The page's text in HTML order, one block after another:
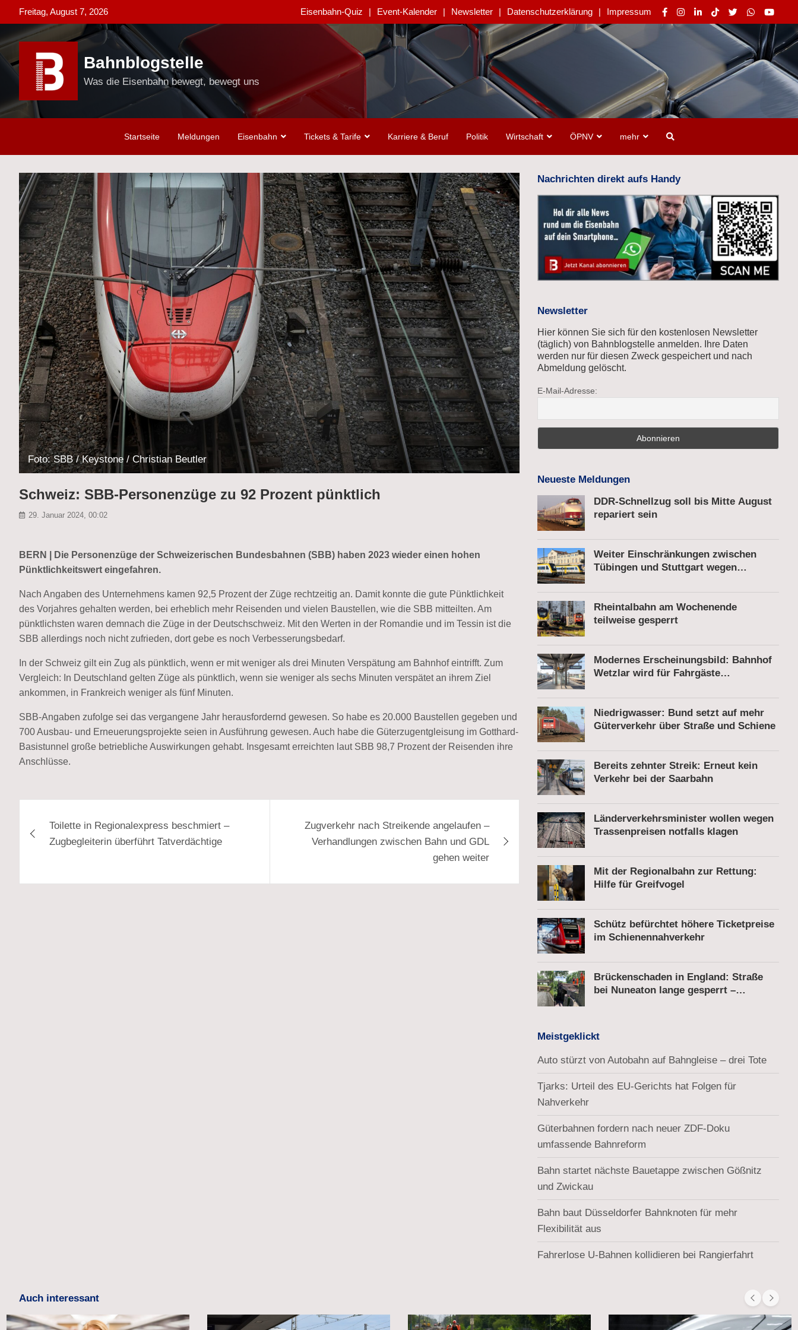
to
content
Freitag, August 7, 2026 Eisenbahn-Quiz Event-Kalender Newsletter Datenschutzerklärung Impressum
Bahnblogstelle
Was die Eisenbahn bewegt, bewegt uns
Startseite Meldungen Eisenbahn Tickets & Tarife Karriere & Beruf Politik Wirtschaft ÖPNV mehr
Foto: SBB / Keystone / Christian Beutler
Schweiz: SBB-Personenzüge zu 92 Prozent pünktlich
29. Januar 2024, 00:02
BERN | Die Personenzüge der Schweizerischen Bundesbahnen (SBB) haben 2023 wieder einen hohen
Pünktlichkeitswert eingefahren.
Nach Angaben des Unternehmens kamen 92,5 Prozent der Züge rechtzeitig an. Damit konnte die gute Pünktlichkeit
des Vorjahres gehalten werden, bei erheblich mehr Reisenden und vielen Baustellen, wie die SBB mitteilten. Am
pünktlichsten waren demnach die Züge in der Deutschschweiz. Mit den Werten in der Romandie und im Tessin ist die
SBB allerdings noch nicht zufrieden, dort gebe es noch Verbesserungsbedarf.
In der Schweiz gilt ein Zug als pünktlich, wenn er mit weniger als drei Minuten Verspätung am Bahnhof eintrifft. Zum
Vergleich: In Deutschland gelten Züge als pünktlich, wenn sie weniger als sechs Minuten verspätet an ihrem Ziel
ankommen, in Frankreich weniger als fünf Minuten.
SBB-Angaben zufolge sei das vergangene Jahr herausfordernd gewesen. So habe es 20.000 Baustellen gegeben und
700 Ausbau- und Erneuerungsprojekte seien in Ausführung gewesen. Auch habe die Güterzugentgleisung im Gotthard-
Basistunnel große betriebliche Auswirkungen gehabt. Insgesamt erreichten laut SBB 98,7 Prozent der Reisenden ihre
Anschlüsse.
Toilette in Regionalexpress beschmiert –
Zugbegleiterin überführt Tatverdächtige
Zugverkehr nach Streikende angelaufen –
Verhandlungen zwischen Bahn und GDL
gehen weiter
Nachrichten direkt aufs Handy
Newsletter
Hier können Sie sich für den kostenlosen Newsletter
(täglich) von Bahnblogstelle anmelden. Ihre Daten
werden nur für diesen Zweck gespeichert und nach
Abmeldung gelöscht.
E-Mail-Adresse:
Neueste Meldungen
DDR-Schnellzug soll bis Mitte August
repariert sein
Weiter Einschränkungen zwischen
Tübingen und Stuttgart wegen
Rheintalbahn am Wochenende
teilweise gesperrt
Modernes Erscheinungsbild: Bahnhof
Wetzlar wird für Fahrgäste
Niedrigwasser: Bund setzt auf mehr
Güterverkehr über Straße und Schiene
Bereits zehnter Streik: Erneut kein
Verkehr bei der Saarbahn
Länderverkehrsminister wollen wegen
Trassenpreisen notfalls klagen
Mit der Regionalbahn zur Rettung:
Hilfe für Greifvogel
Schütz befürchtet höhere Ticketpreise
im Schienennahverkehr
Brückenschaden in England: Straße
bei Nuneaton lange gesperrt –
Meistgeklickt
Auto stürzt von Autobahn auf Bahngleise – drei Tote
Tjarks: Urteil des EU-Gerichts hat Folgen für
Nahverkehr
Güterbahnen fordern nach neuer ZDF-Doku
umfassende Bahnreform
Bahn startet nächste Bauetappe zwischen Gößnitz
und Zwickau
Bahn baut Düsseldorfer Bahnknoten für mehr
Flexibilität aus
Fahrerlose U-Bahnen kollidieren bei Rangierfahrt
Auch interessant